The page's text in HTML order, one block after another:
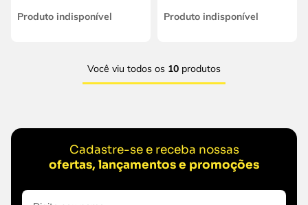
Produto indisponível Produto indisponível
Você viu todos os 10 produtos
Cadastre-se e receba nossas
ofertas, lançamentos e promoções